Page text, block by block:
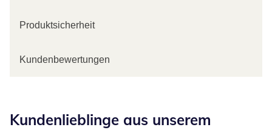
Produktsicherheit
Kundenbewertungen
Kundenlieblinge aus unserem